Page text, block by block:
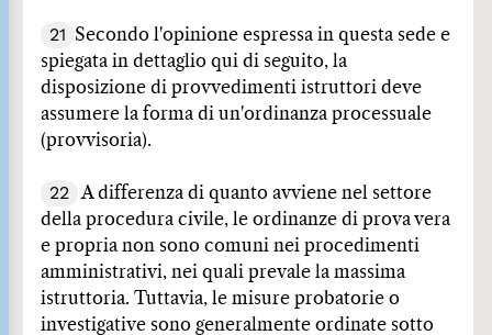
21
Secondo l'opinione espressa in questa sede e
spiegata in dettaglio qui di seguito, la
disposizione di provvedimenti istruttori deve
assumere la forma di un'ordinanza processuale
(provvisoria).
22
A differenza di quanto avviene nel settore
della procedura civile, le ordinanze di prova vera
e propria non sono comuni nei procedimenti
amministrativi, nei quali prevale la massima
istruttoria. Tuttavia, le misure probatorie o
investigative sono generalmente ordinate sotto